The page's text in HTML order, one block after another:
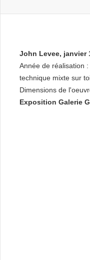
John Levee, janvier
Année de réalisation
technique mixte sur
Dimensions de
Exposition Galerie